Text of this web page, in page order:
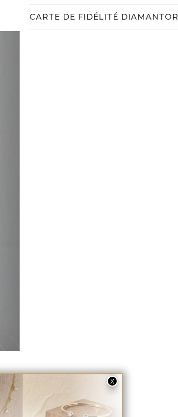
CARTE DE FIDÉLITÉ DIAMANTOR